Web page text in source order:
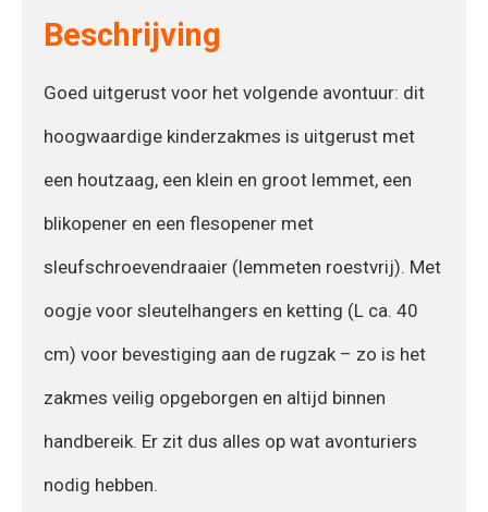
Beschrijving
Goed uitgerust voor het volgende avontuur: dit
hoogwaardige kinderzakmes is uitgerust met
een houtzaag, een klein en groot lemmet, een
blikopener en een flesopener met
sleufschroevendraaier (lemmeten roestvrij). Met
oogje voor sleutelhangers en ketting (L ca. 40
cm) voor bevestiging aan de rugzak – zo is het
zakmes veilig opgeborgen en altijd binnen
handbereik. Er zit dus alles op wat avonturiers
nodig hebben.